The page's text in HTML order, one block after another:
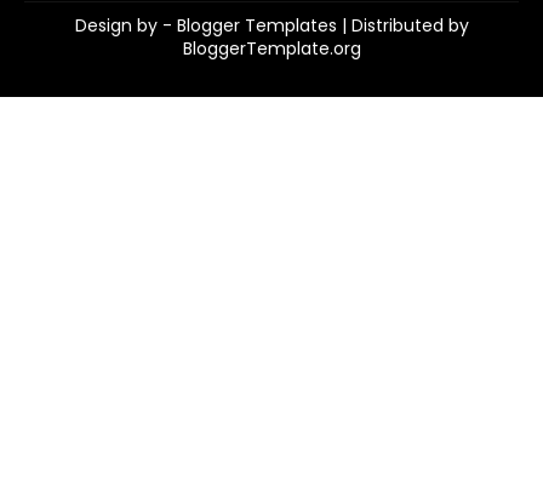
Design by - Blogger Templates | Distributed by
BloggerTemplate.org